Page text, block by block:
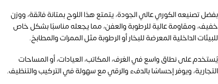
بفضل تصنيعه الكوري عالي الجودة، يتمتع هذا اللوح بمتانة فائقة، ووزن
خفيف، ومقاومة عالية للرطوبة والعفن، مما يجعله مناسبًا بشكل خاص
للبيئات الداخلية المعرضة للبخار أو الرطوبة مثل الممرات والمطابخ.
يُستخدم على نطاق واسع في الغرف، المكاتب، العيادات، أو المساحات
التجارية، ويوفر إحساسًا بالدفء والرقي مع سهولة في التركيب والتنظيف.